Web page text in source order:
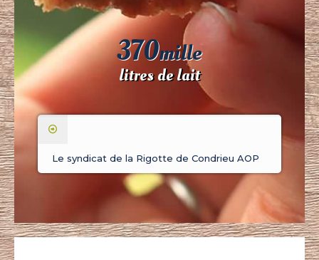
370mille
litres de lait
Le syndicat de la Rigotte de Condrieu AOP